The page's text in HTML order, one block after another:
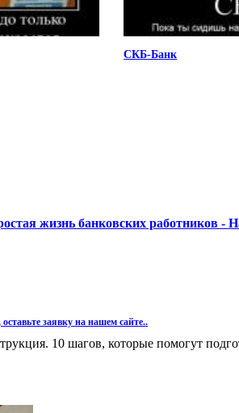
СКБ-Банк
жизнь банковских работников -
заявку на нашем сайте..
10 шагов, которые помогут